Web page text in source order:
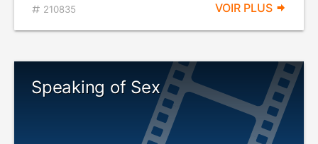
210835 VOIR PLUS
Speaking of Sex